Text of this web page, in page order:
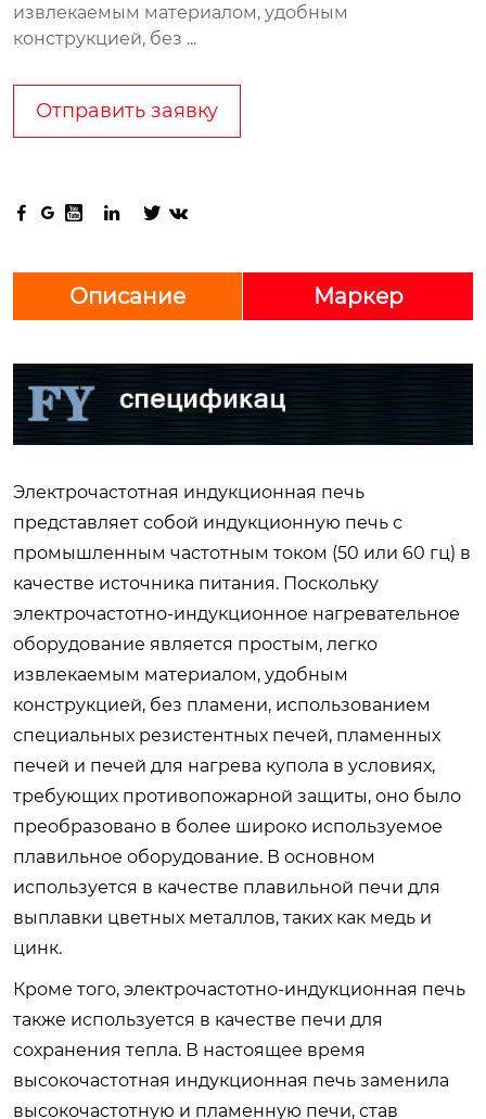
извлекаемым материалом, удобным
конструкцией, без ...
Отправить заявку
     
Описание Маркер
Электрочастотная индукционная печь
представляет собой индукционную печь с
промышленным частотным током (50 или 60 гц) в
качестве источника питания. Поскольку
электрочастотно-индукционное нагревательное
оборудование является простым, легко
извлекаемым материалом, удобным
конструкцией, без пламени, использованием
специальных резистентных печей, пламенных
печей и печей для нагрева купола в условиях,
требующих противопожарной защиты, оно было
преобразовано в более широко используемое
плавильное оборудование. В основном
используется в качестве плавильной печи для
выплавки цветных металлов, таких как медь и
цинк.
Кроме того, электрочастотно-индукционная печь
также используется в качестве печи для
сохранения тепла. В настоящее время
высокочастотная индукционная печь заменила
высокочастотную и пламенную печи, став